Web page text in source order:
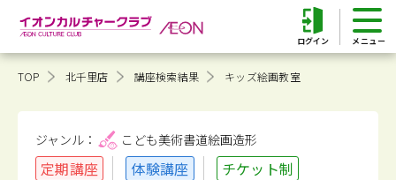
ログイン
TOP 北千里店 講座検索結果 キッズ絵画教室
ジャンル： こども美術書道絵画造形
定期講座 体験講座 チケット制